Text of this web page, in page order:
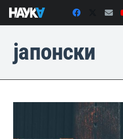
јапонски